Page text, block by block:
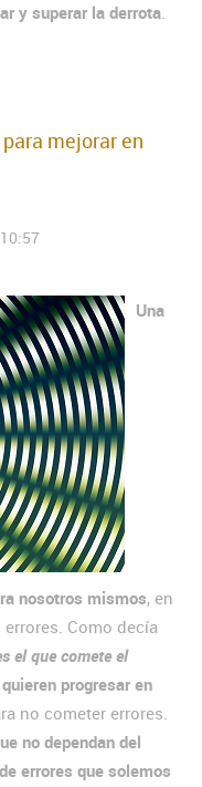
y superar la derrota.
mejorar en
Una
nosotros mismos, en
Como decía
el que comete el
progresar en
no cometer errores.
no dependan del
errores que solemos